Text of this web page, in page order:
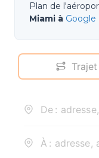
Plan de
Miami à Google